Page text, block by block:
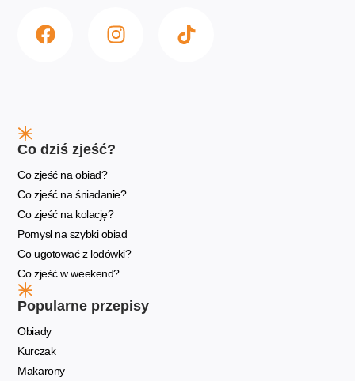
Co dziś zjeść?
Co zjeść na obiad?
Co zjeść na śniadanie?
Co zjeść na kolację?
Pomysł na szybki obiad
Co ugotować z lodówki?
Co zjeść w weekend?
Popularne przepisy
Obiady
Kurczak
Makarony